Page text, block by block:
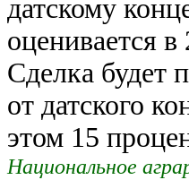
датскому
оценивается
Сделка будет
от датского
этом 15
Национальное